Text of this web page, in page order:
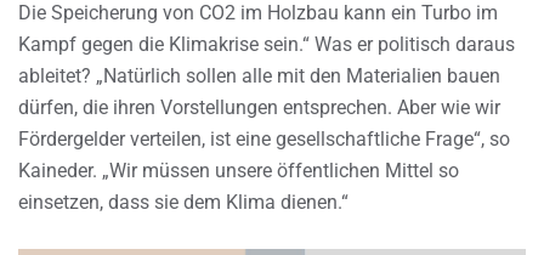
Die Speicherung von CO2 im Holzbau kann ein Turbo im
Kampf gegen die Klimakrise sein.“ Was er politisch daraus
ableitet? „Natürlich sollen alle mit den Materialien bauen
dürfen, die ihren Vorstellungen entsprechen. Aber wie wir
Fördergelder verteilen, ist eine gesellschaftliche Frage“, so
Kaineder. „Wir müssen unsere öffentlichen Mittel so
einsetzen, dass sie dem Klima dienen.“